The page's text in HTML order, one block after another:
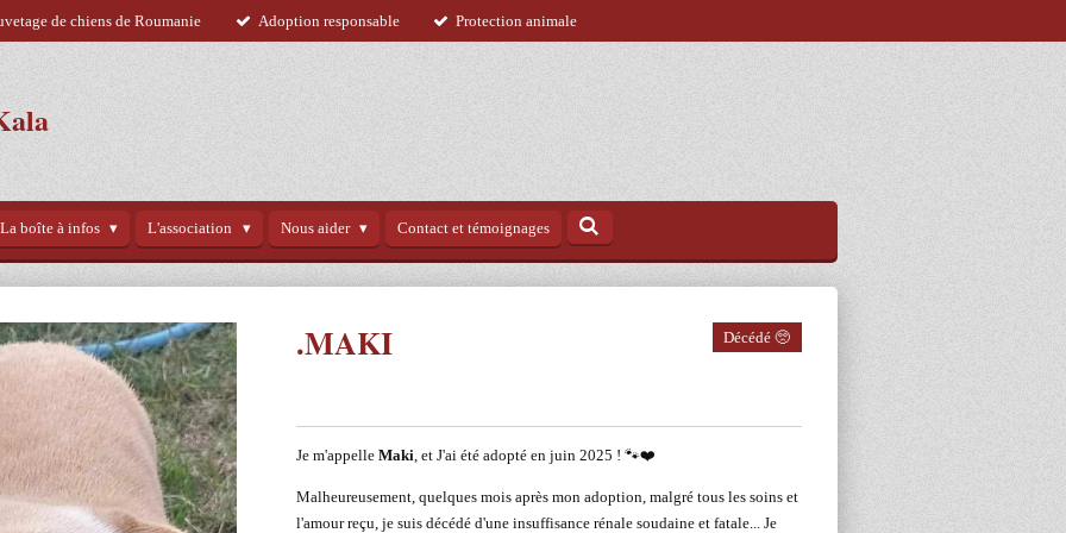
de chiens de Roumanie Adoption responsable Protection animale
La boîte à infos L'association Nous aider Contact et témoignages
.MAKI Décédé 🥺
Je m'appelle Maki, et J'ai été adopté en juin 2025 ! 🐾❤️
Malheureusement, quelques mois après mon adoption, malgré tous les soins et
l'amour reçu, je suis décédé d'une insuffisance rénale soudaine et fatale... Je